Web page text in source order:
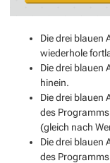
Die drei blauen
wiederhole
Die drei blauen
hinein.
Die drei blauen
des Programms
(gleich nach
Die drei blauen
des